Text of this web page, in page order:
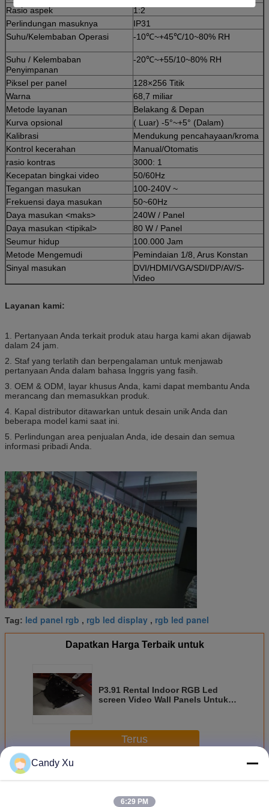
Rasio aspek
1:2
Perlindungan masuknya
IP31
Suhu/Kelembaban Operasi
-10℃~+45℃/10~80% RH
Suhu / Kelembaban
Penyimpanan
-20℃~+55/10~80% RH
Piksel per panel
128×256 Titik
Warna
68,7 miliar
Metode layanan
Belakang & Depan
Kurva opsional
( Luar) -5°~+5° (Dalam)
Kalibrasi
Mendukung pencahayaan/kroma
Kontrol kecerahan
Manual/Otomatis
rasio kontras
3000: 1
Kecepatan bingkai video
50/60Hz
Tegangan masukan
100-240V ~
Frekuensi daya masukan
50~60Hz
Daya masukan <maks>
240W / Panel
Daya masukan <tipikal>
80 W / Panel
Seumur hidup
100.000 Jam
Metode Mengemudi
Pemindaian 1/8, Arus Konstan
Sinyal masukan
DVI/HDMI/VGA/SDI/DP/AV/S-
Video
Layanan kami:
1. Pertanyaan Anda terkait produk atau harga kami akan dijawab
dalam 24 jam.
2. Staf yang terlatih dan berpengalaman untuk menjawab
pertanyaan Anda dalam bahasa Inggris yang fasih.
3. OEM & ODM, layar khusus Anda, kami dapat membantu Anda
merancang dan memasukkan produk.
4. Kapal distributor ditawarkan untuk desain unik Anda dan
beberapa model kami saat ini.
5. Perlindungan area penjualan Anda, ide desain dan semua
informasi pribadi Anda.
Tag: led panel rgb , rgb led display , rgb led panel
Dapatkan Harga Terbaik untuk
P3.91 Rental Indoor RGB Led
screen Video Wall Panels Untuk
Terus
Lebih Layar LED RGB
Candy Xu
6:29 PM